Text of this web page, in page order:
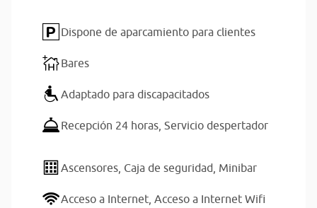
Dispone de aparcamiento para clientes
Bares
Adaptado para discapacitados
Recepción 24 horas, Servicio despertador
Ascensores, Caja de seguridad, Minibar
Acceso a Internet, Acceso a Internet Wifi